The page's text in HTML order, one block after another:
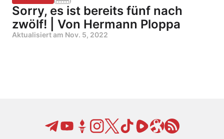
Sorry, es ist bereits fünf nach
zwölf! | Von Hermann Ploppa
Aktualisiert am Nov. 5, 2022